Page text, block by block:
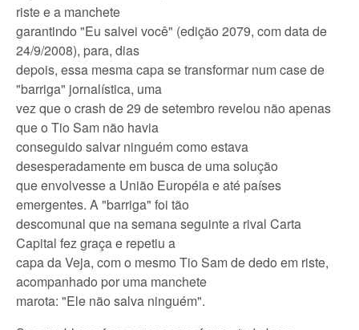
riste e a manchete
garantindo "Eu salvei você" (edição 2079, com data de
24/9/2008), para, dias
depois, essa mesma capa se transformar num case de
"barriga" jornalística, uma
vez que o crash de 29 de setembro revelou não apenas
que o Tio Sam não havia
conseguido salvar ninguém como estava
desesperadamente em busca de uma solução
que envolvesse a União Européia e até países
emergentes. A "barriga" foi tão
descomunal que na semana seguinte a rival Carta
Capital fez graça e repetiu a
capa da Veja, com o mesmo Tio Sam de dedo em riste,
acompanhado por uma manchete
marota: "Ele não salva ninguém".